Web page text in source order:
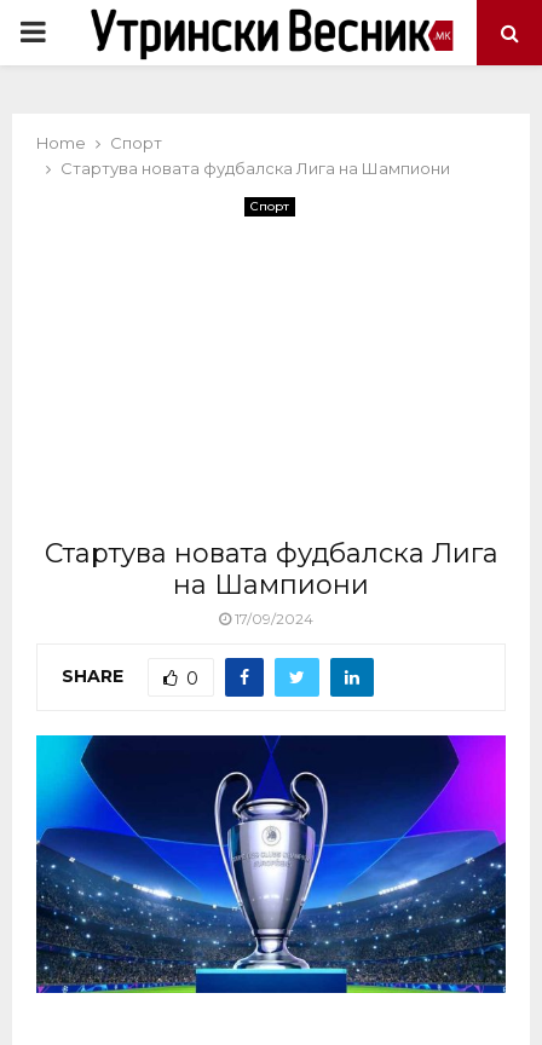
PRIMARY
Home
Спорт
Стартува новата фудбалска Лига на Шампиони
Спорт
Стартува новата фудбалска Лига
на Шампиони
17/09/2024
SHARE 0